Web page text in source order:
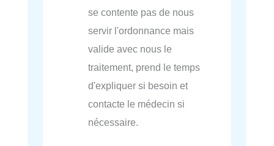
se contente pas de nous
servir l'ordonnance mais
valide avec nous le
traitement, prend le temps
d'expliquer si besoin et
contacte le médecin si
nécessaire.